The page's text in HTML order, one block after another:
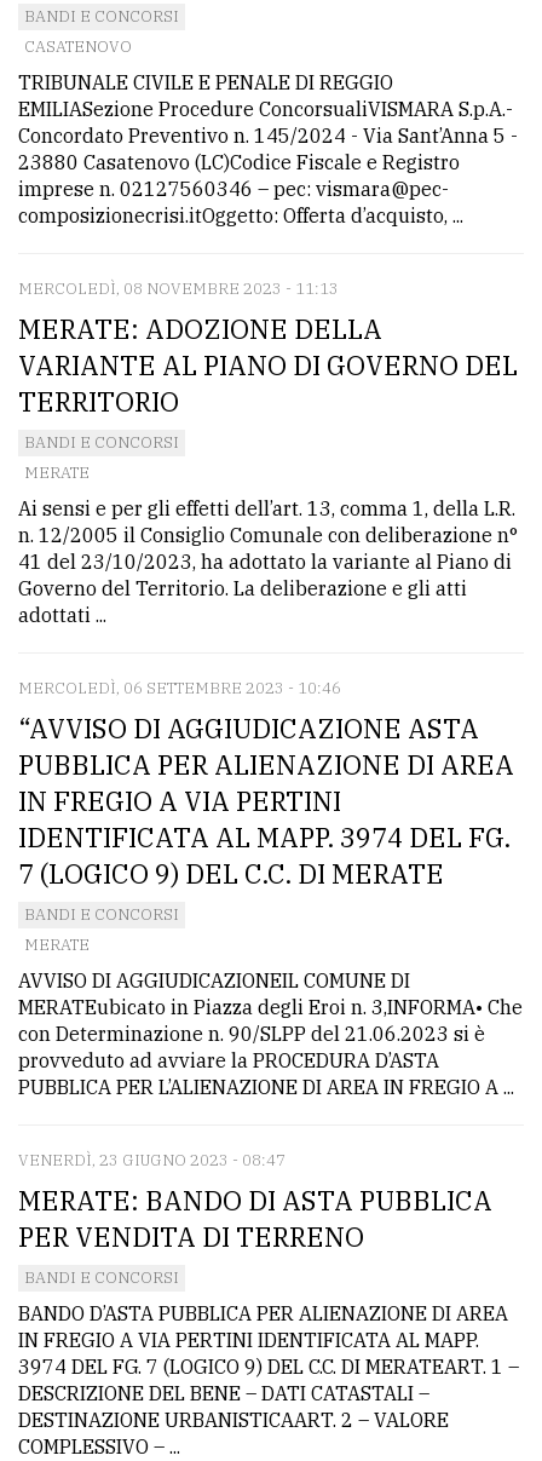
BANDI E CONCORSI
CASATENOVO
TRIBUNALE CIVILE E PENALE DI REGGIO
EMILIASezione Procedure ConcorsualiVISMARA S.p.A.-
Concordato Preventivo n. 145/2024 - Via Sant’Anna 5 -
23880 Casatenovo (LC)Codice Fiscale e Registro
imprese n. 02127560346 – pec: vismara@pec-
composizionecrisi.itOggetto: Offerta d’acquisto, ...
MERCOLEDÌ, 08 NOVEMBRE 2023 - 11:13
MERATE: ADOZIONE DELLA
VARIANTE AL PIANO DI GOVERNO DEL
TERRITORIO
BANDI E CONCORSI
MERATE
Ai sensi e per gli effetti dell’art. 13, comma 1, della L.R.
n. 12/2005 il Consiglio Comunale con deliberazione n°
41 del 23/10/2023, ha adottato la variante al Piano di
Governo del Territorio. La deliberazione e gli atti
adottati ...
MERCOLEDÌ, 06 SETTEMBRE 2023 - 10:46
“AVVISO DI AGGIUDICAZIONE ASTA
PUBBLICA PER ALIENAZIONE DI AREA
IN FREGIO A VIA PERTINI
IDENTIFICATA AL MAPP. 3974 DEL FG.
7 (LOGICO 9) DEL C.C. DI MERATE
BANDI E CONCORSI
MERATE
AVVISO DI AGGIUDICAZIONEIL COMUNE DI
MERATEubicato in Piazza degli Eroi n. 3,INFORMA• Che
con Determinazione n. 90/SLPP del 21.06.2023 si è
provveduto ad avviare la PROCEDURA D’ASTA
PUBBLICA PER L’ALIENAZIONE DI AREA IN FREGIO A ...
VENERDÌ, 23 GIUGNO 2023 - 08:47
MERATE: BANDO DI ASTA PUBBLICA
PER VENDITA DI TERRENO
BANDI E CONCORSI
BANDO D’ASTA PUBBLICA PER ALIENAZIONE DI AREA
IN FREGIO A VIA PERTINI IDENTIFICATA AL MAPP.
3974 DEL FG. 7 (LOGICO 9) DEL C.C. DI MERATEART. 1 –
DESCRIZIONE DEL BENE – DATI CATASTALI –
DESTINAZIONE URBANISTICAART. 2 – VALORE
COMPLESSIVO – ...